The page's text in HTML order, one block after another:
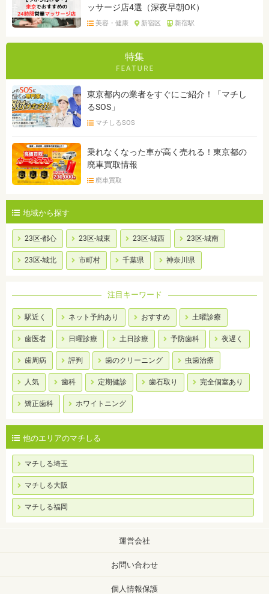
ッサージ店4選（深夜早朝OK）
美容・健康 新宿区 新宿駅
特集
東京都内の業者をすぐにご紹介！「マチし
るSOS」
マチしるSOS
乗れなくなった車が高く売れる！東京都の
廃車買取情報
廃車買取
地域から探す
23区-都心 23区-城東 23区-城西 23区-城南
23区-城北 市町村 千葉県 神奈川県
注目キーワード
駅近く ネット予約あり おすすめ 土曜診療
歯医者 日曜診療 土日診療 予防歯科 夜遅く
歯周病 評判 歯のクリーニング 虫歯治療
人気 歯科 定期健診 歯石取り 完全個室あり
矯正歯科 ホワイトニング
他のエリアのマチしる
マチしる埼玉
マチしる大阪
マチしる福岡
運営会社
お問い合わせ
個人情報保護